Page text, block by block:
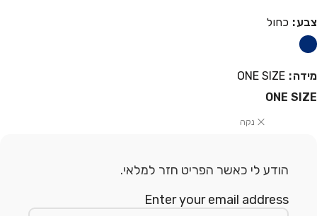
צבע כחול
מידה
ONE SIZE
ONE SIZE
נקה
הודע לי כאשר הפריט חזר למלאי.
Enter your email address